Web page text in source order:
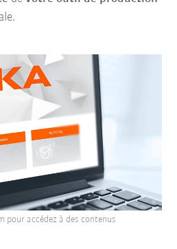
pour accédez à des contenus